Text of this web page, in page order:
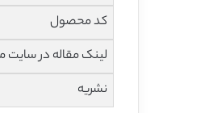
کد محصول
لینک مقاله در سایت
نشریه